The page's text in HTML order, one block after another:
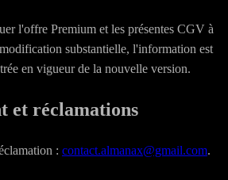
l'offre Premium et les présentes CGV à
substantielle, l'information est
en vigueur de la nouvelle version.
et réclamations
: contact.almanax@gmail.com.